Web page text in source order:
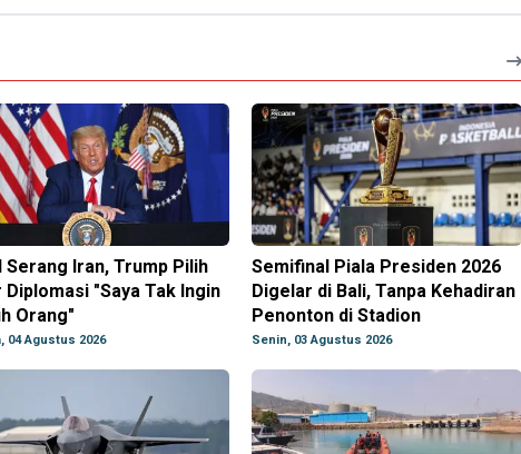
Serang Iran, Trump Pilih
Diplomasi "Saya Tak Ingin
Orang"
04 Agustus 2026
Semifinal Piala Presiden 2026
Digelar di Bali, Tanpa Kehadiran
Penonton di Stadion
Senin, 03 Agustus 2026